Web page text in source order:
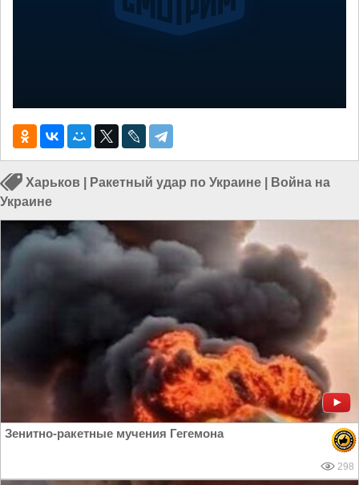
Харьков Ракетный удар по Украине
Война на
Украине
Зенитно-ракетные мучения Гегемона
298